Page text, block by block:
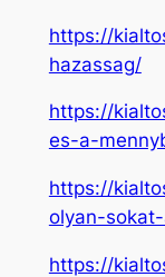
https://
hazassag/
https://
es-a-
https://
olyan-
https://